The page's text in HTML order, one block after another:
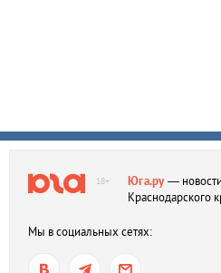
18+ Юга.ру—
Краснодарского
Мы в социальных сетях: